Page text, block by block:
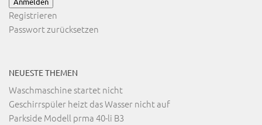
Registrieren
Passwort zurücksetzen
NEUESTE THEMEN
Waschmaschine startet nicht
Geschirrspüler heizt das Wasser nicht auf
Parkside Modell prma 40-li B3